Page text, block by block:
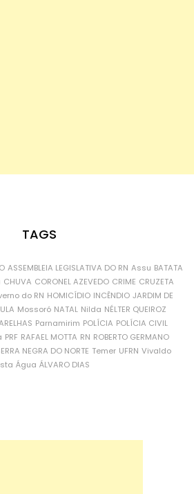
TAGS
ASSEMBLEIA LEGISLATIVA DO RN Assu BATATA
CHUVA CORONEL AZEVEDO CRIME CRUZETA
do RN HOMICÍDIO INCÊNDIO JARDIM DE
Mossoró NATAL Nilda NÉLTER QUEIROZ
Parnamirim POLÍCIA POLÍCIA CIVIL
PRF RAFAEL MOTTA RN ROBERTO GERMANO
NEGRA DO NORTE Temer UFRN Vivaldo
Água ÁLVARO DIAS